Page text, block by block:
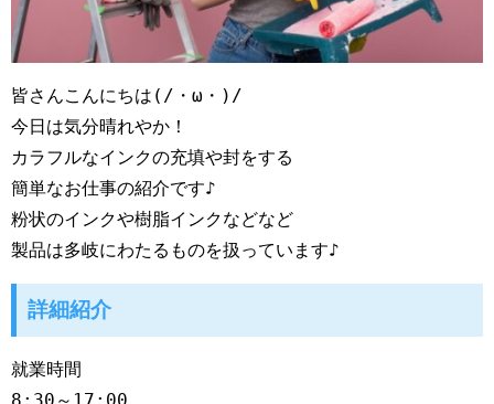
皆さんこんにちは(/・ω・)/
今日は気分晴れやか！
カラフルなインクの充填や封をする
簡単なお仕事の紹介です♪
粉状のインクや樹脂インクなどなど
詳細紹介
就業時間